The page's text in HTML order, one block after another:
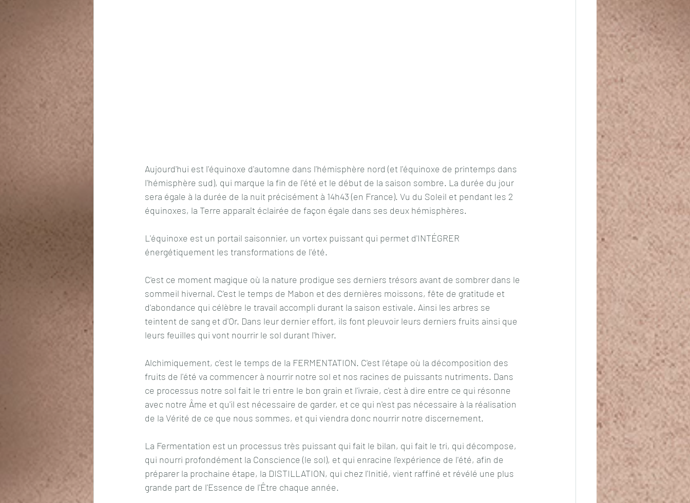
Aujourd'hui est l'équinoxe d'automne dans l'hémisphère nord (et l'équinoxe de printemps dans
l'hémisphère sud), qui marque la fin de l'été et le début de la saison sombre. La durée du jour
sera égale à la durée de la nuit précisément à 14h43 (en France). Vu du Soleil et pendant les 2
équinoxes, la Terre apparaît éclairée de façon égale dans ses deux hémisphères.
L'équinoxe est un portail saisonnier, un vortex puissant qui permet d'INTÉGRER
énergétiquement les transformations de l'été.
C'est ce moment magique où la nature prodigue ses derniers trésors avant de sombrer dans le
sommeil hivernal. C'est le temps de Mabon et des dernières moissons, fête de gratitude et
d'abondance qui célèbre le travail accompli durant la saison estivale. Ainsi les arbres se
teintent de sang et d'Or. Dans leur dernier effort, ils font pleuvoir leurs derniers fruits ainsi que
leurs feuilles qui vont nourrir le sol durant l'hiver.
Alchimiquement, c'est le temps de la FERMENTATION. C'est l'étape où la décomposition des
fruits de l'été va commencer à nourrir notre sol et nos racines de puissants nutriments. Dans
ce processus notre sol fait le tri entre le bon grain et l'ivraie, c'est à dire entre ce qui résonne
avec notre Âme et qu'il est nécessaire de garder, et ce qui n'est pas nécessaire à la réalisation
de la Vérité de ce que nous sommes, et qui viendra donc nourrir notre discernement.
La Fermentation est un processus très puissant qui fait le bilan, qui fait le tri, qui décompose,
qui nourri profondément la Conscience (le sol), et qui enracine l'expérience de l'été, afin de
préparer la prochaine étape, la DISTILLATION, qui chez l'Initié, vient raffiné et révélé une plus
grande part de l'Essence de l'Être chaque année.